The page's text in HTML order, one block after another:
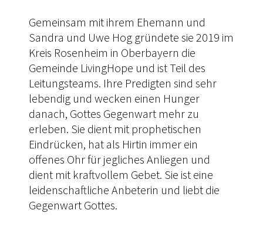
Gemeinsam mit ihrem Ehemann und
Sandra und Uwe Hog gründete sie 2019 im
Kreis Rosenheim in Oberbayern die
Gemeinde LivingHope und ist Teil des
Leitungsteams. Ihre Predigten sind sehr
lebendig und wecken einen Hunger
danach, Gottes Gegenwart mehr zu
erleben. Sie dient mit prophetischen
Eindrücken, hat als Hirtin immer ein
offenes Ohr für jegliches Anliegen und
dient mit kraftvollem Gebet. Sie ist eine
leidenschaftliche Anbeterin und liebt die
Gegenwart Gottes.